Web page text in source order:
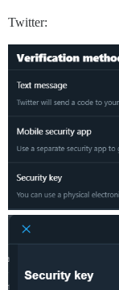
Twitter: